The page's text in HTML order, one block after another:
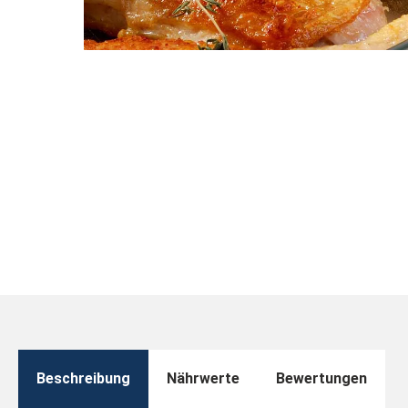
Beschreibung Nährwerte Bewertungen